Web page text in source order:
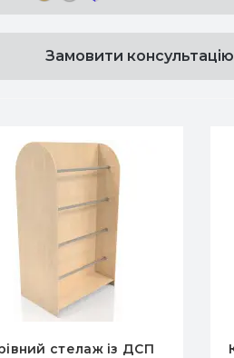
Замовити консультацію
Комплект торгового